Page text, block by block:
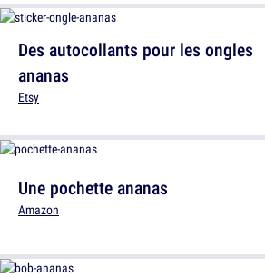
Des autocollants pour les ongles
ananas
Etsy
Une pochette ananas
Amazon